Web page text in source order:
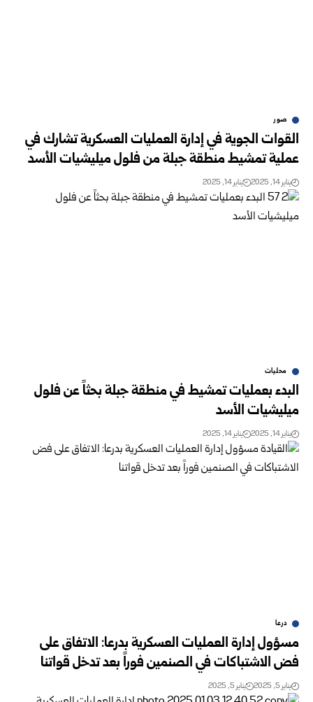
صور
القوات الجوية في إدارة العمليات العسكرية تشارك في
عملية تمشيط منطقة جبلة من فلول ميليشيات الأسد
يناير 14, 2025 يناير 14, 2025
محليات
البدء بعمليات تمشيط في منطقة جبلة ‏بحثاً عن فلول
ميليشيات الأسد
يناير 14, 2025 يناير 14, 2025
درعا
مسؤول إدارة العمليات العسكرية بدرعا: الاتفاق على
فض الاشتباكات في الصنمين فوراً بعد تدخل قواتنا
يناير 5, 2025 يناير 5, 2025